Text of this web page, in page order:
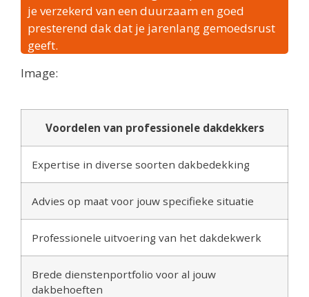
je verzekerd van een duurzaam en goed
presterend dak dat je jarenlang gemoedsrust
geeft.
Image:
Voordelen van professionele dakdekkers
Expertise in diverse soorten dakbedekking
Advies op maat voor jouw specifieke situatie
Professionele uitvoering van het dakdekwerk
Brede dienstenportfolio voor al jouw
dakbehoeften